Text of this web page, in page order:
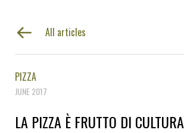
All articles
PIZZA
JUNE 2017
LA PIZZA È FRUTTO DI CULTURA